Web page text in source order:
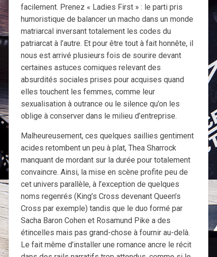
facilement. Prenez « Ladies First » : le parti pris
humoristique de balancer un macho dans un monde
matriarcal inversant totalement les codes du
patriarcat à l’autre. Et pour être tout à fait honnête, il
nous est arrivé plusieurs fois de sourire devant
certaines astuces comiques relevant des
absurdités sociales prises pour acquises quand
elles touchent les femmes, comme leur
sexualisation à outrance ou le silence qu’on les
oblige à conserver dans le milieu d’entreprise.
Malheureusement, ces quelques saillies gentiment
acides retombent un peu à plat, Thea Sharrock
manquant de mordant sur la durée pour totalement
convaincre. Ainsi, la mise en scène profite peu de
cet univers parallèle, à l’exception de quelques
noms regenrés (King’s Cross devenant Queen’s
Cross par exemple) tandis que le duo formé par
Sacha Baron Cohen et Rosamund Pike a des
étincelles mais pas grand-chose à fournir au-delà.
Le fait même d’installer une romance ancre le récit